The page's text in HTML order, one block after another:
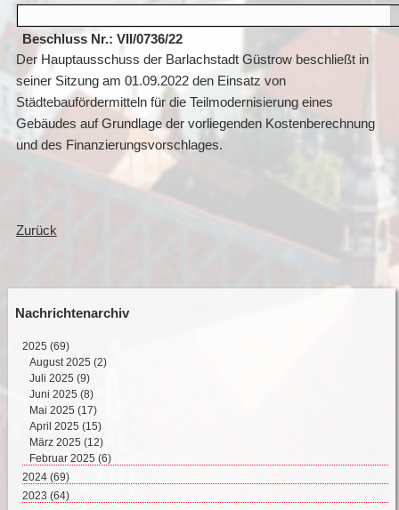
Beschluss Nr.: VII/0736/22
Der Hauptausschuss der Barlachstadt Güstrow beschließt in
seiner Sitzung am 01.09.2022 den Einsatz von
Städtebaufördermitteln für die Teilmodernisierung eines
Gebäudes auf Grundlage der vorliegenden Kostenberechnung
und des Finanzierungsvorschlages.
Zurück
Nachrichtenarchiv
2025 (69)
August 2025 (2)
Juli 2025 (9)
Juni 2025 (8)
Mai 2025 (17)
April 2025 (15)
März 2025 (12)
Februar 2025 (6)
2024 (69)
Dezember 2024 (2)
2023 (64)